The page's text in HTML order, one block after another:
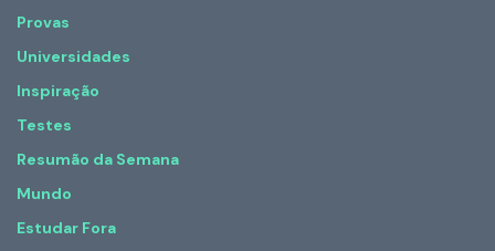
Provas
Universidades
Inspiração
Testes
Resumão da Semana
Mundo
Estudar Fora